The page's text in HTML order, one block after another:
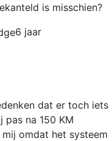
is misschien?
6 jaar
dat er toch iets
na 150 KM
omdat het systeem